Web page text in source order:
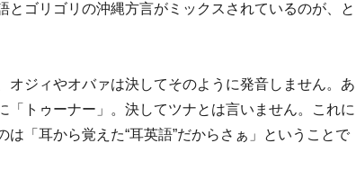
ゴリゴリの沖縄方言がミックスされているのが、と
ジィやオバァは決してそのように発音しません。あ
「トゥーナー」。決してツナとは言いません。これに
「耳から覚えた“耳英語”だからさぁ」ということで